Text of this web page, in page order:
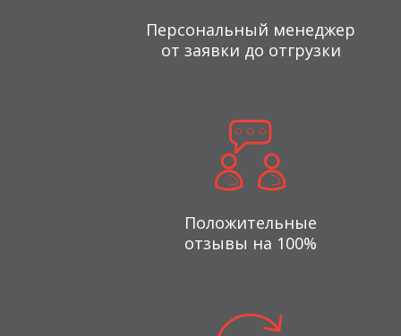
Персональный менеджер
от заявки до отгрузки
Положительные
отзывы на 100%